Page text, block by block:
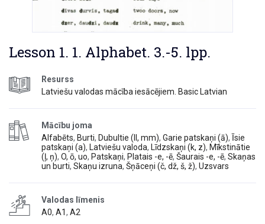
Lesson 1. 1. Alphabet. 3.-5. lpp.
Resurss
Latviešu valodas mācība iesācējiem. Basic Latvian
Mācību joma
Alfabēts, Burti, Dubultie (ll, mm), Garie patskaņi (ā), Īsie
patskaņi (a), Latviešu valoda, Līdzskaņi (k, z), Mīkstinātie
(ļ, ņ), O, ō, uo, Patskaņi, Platais -e, -ē, Šaurais -e, -ē, Skaņas
un burti, Skaņu izruna, Šņāceņi (č, dž, š, ž), Uzsvars
Valodas līmenis
A0, A1, A2